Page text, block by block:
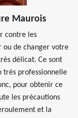
Maurois
contre les
ou de changer votre
délicat. Ce sont
très professionnelle
pour obtenir ce
les précautions
et la